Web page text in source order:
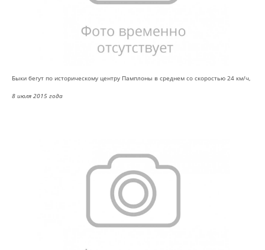
Быки бегут по историческому центру Памплоны в среднем со скоростью 24 км/ч,
8 июля 2015 года